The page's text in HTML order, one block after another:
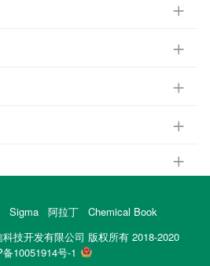
Sigma 阿拉丁
Chemical Book
技开发有限公司 版权所有 2018-2020
10051914号-1